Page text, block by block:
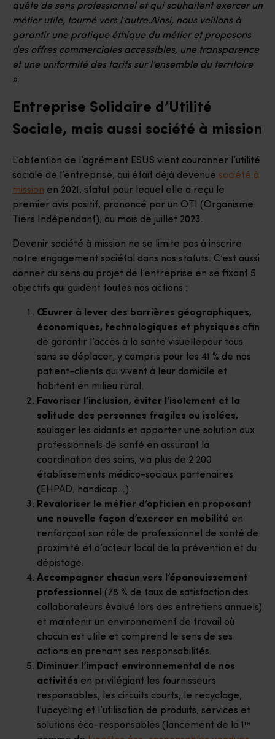
quête de sens professionnel et qui souhaitent exercer un
métier utile, tourné vers l’autre.Ainsi, nous veillons à
garantir une pratique éthique du métier et proposons
des offres commerciales accessibles, une transparence
et une uniformité des tarifs sur l’ensemble du territoire
».
Entreprise Solidaire d’Utilité
Sociale, mais aussi société à mission
L’obtention de l’agrément ESUS vient couronner l’utilité
sociale de l’entreprise, qui était déjà devenue société à
mission en 2021, statut pour lequel elle a reçu le
premier avis positif, prononcé par un OTI (Organisme
Tiers Indépendant), au mois de juillet 2023.
Devenir société à mission ne se limite pas à inscrire
notre engagement sociétal dans nos statuts. C’est aussi
donner du sens au projet de l’entreprise en se fixant 5
objectifs qui guident toutes nos actions :
Œuvrer à lever des barrières géographiques,
économiques, technologiques et physiques afin
de garantir l’accès à la santé visuellepour tous
sans se déplacer, y compris pour les 41 % de nos
patient-clients qui vivent à leur domicile et
habitent en milieu rural.
Favoriser l’inclusion, éviter l’isolement et la
solitude des personnes fragiles ou isolées,
soulager les aidants et apporter une solution aux
professionnels de santé en assurant la
coordination des soins, via plus de 2 200
établissements médico-sociaux partenaires
(EHPAD, handicap…).
Revaloriser le métier d’opticien en proposant
une nouvelle façon d’exercer en mobilité en
renforçant son rôle de professionnel de santé de
proximité et d’acteur local de la prévention et du
dépistage.
Accompagner chacun vers l’épanouissement
professionnel (78 % de taux de satisfaction des
collaborateurs évalué lors des entretiens annuels)
et maintenir un environnement de travail où
chacun est utile et comprend le sens de ses
actions en prenant ses responsabilités.
Diminuer l’impact environnemental de nos
activités en privilégiant les fournisseurs
responsables, les circuits courts, le recyclage,
l’upcycling et l’utilisation de produits, services et
solutions éco-responsables (lancement de la 1ʳᵉ